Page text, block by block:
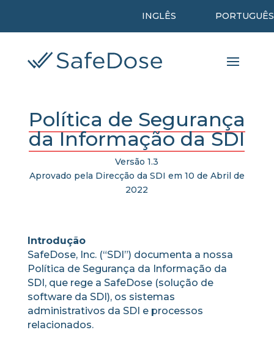
INGLÊS PORTUGUÊS
Política de Segurança
da Informação da SDI
Versão 1.3
Aprovado pela Direcção da SDI em 10 de Abril de
2022
Introdução
SafeDose, Inc. (“SDI”) documenta a nossa
Política de Segurança da Informação da
SDI, que rege a SafeDose (solução de
software da SDI), os sistemas
administrativos da SDI e processos
relacionados.